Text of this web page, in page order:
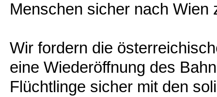
Menschen sicher nach Wien
Wir fordern die
eine Wiederöffnung des
Flüchtlinge sicher mit den